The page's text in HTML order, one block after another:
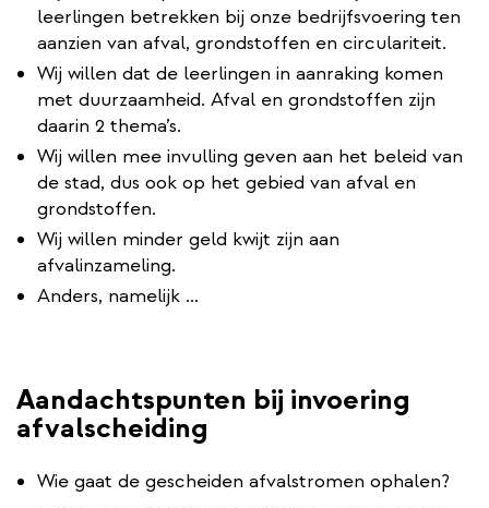
leerlingen betrekken bij onze bedrijfsvoering ten
aanzien van afval, grondstoffen en circulariteit.
Wij willen dat de leerlingen in aanraking komen
met duurzaamheid. Afval en grondstoffen zijn
daarin 2 thema’s.
Wij willen mee invulling geven aan het beleid van
de stad, dus ook op het gebied van afval en
grondstoffen.
Wij willen minder geld kwijt zijn aan
afvalinzameling.
Anders, namelijk ...
Aandachtspunten bij invoering
afvalscheiding
Wie gaat de gescheiden afvalstromen ophalen?